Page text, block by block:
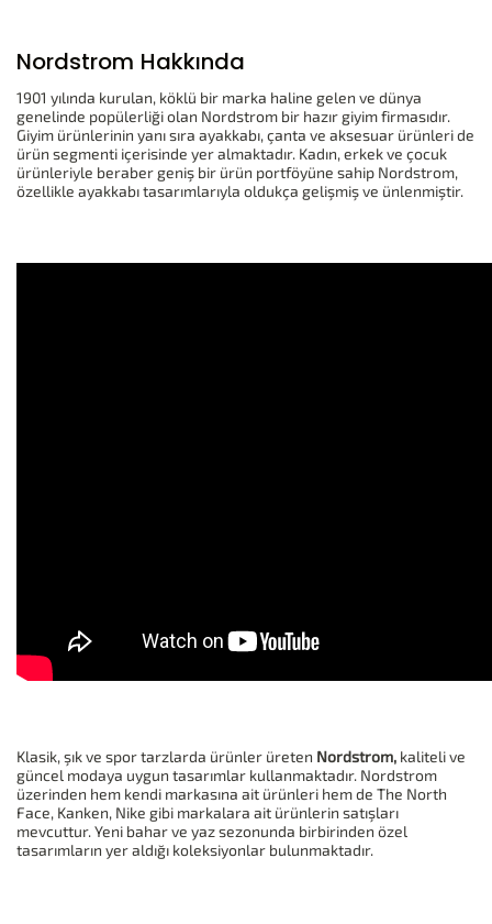
Nordstrom Hakkında
1901 yılında kurulan, köklü bir marka haline gelen ve dünya
genelinde popülerliği olan Nordstrom bir hazır giyim firmasıdır.
Giyim ürünlerinin yanı sıra ayakkabı, çanta ve aksesuar ürünleri de
ürün segmenti içerisinde yer almaktadır. Kadın, erkek ve çocuk
ürünleriyle beraber geniş bir ürün portföyüne sahip Nordstrom,
özellikle ayakkabı tasarımlarıyla oldukça gelişmiş ve ünlenmiştir.
Klasik, şık ve spor tarzlarda ürünler üreten Nordstrom, kaliteli ve
güncel modaya uygun tasarımlar kullanmaktadır. Nordstrom
üzerinden hem kendi markasına ait ürünleri hem de The North
Face, Kanken, Nike gibi markalara ait ürünlerin satışları
mevcuttur. Yeni bahar ve yaz sezonunda birbirinden özel
tasarımların yer aldığı koleksiyonlar bulunmaktadır.